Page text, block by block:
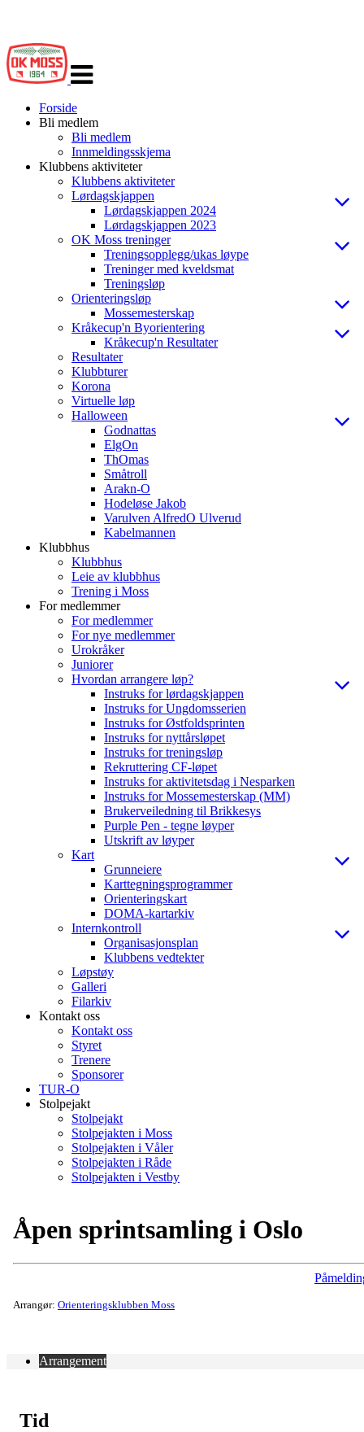
navigasjon
Forside
Bli medlem
Bli medlem
Innmeldingsskjema
Klubbens aktiviteter
Klubbens aktiviteter
Lørdagskjappen
Lørdagskjappen 2024
Lørdagskjappen 2023
OK Moss treninger
Treningsopplegg/ukas løype
Treninger med kveldsmat
Treningsløp
Orienteringsløp
Mossemesterskap
Kråkecup'n Byorientering
Kråkecup'n Resultater
Resultater
Klubbturer
Korona
Virtuelle løp
Halloween
Godnattas
ElgOn
ThOmas
Småtroll
Arakn-O
Hodeløse Jakob
Varulven AlfredO Ulverud
Kabelmannen
Klubbhus
Klubbhus
Leie av klubbhus
Trening i Moss
For medlemmer
For medlemmer
For nye medlemmer
Urokråker
Juniorer
Hvordan arrangere løp?
Instruks for lørdagskjappen
Instruks for Ungdomsserien
Instruks for Østfoldsprinten
Instruks for nyttårsløpet
Instruks for treningsløp
Rekruttering CF-løpet
Instruks for aktivitetsdag i Nesparken
Instruks for Mossemesterskap (MM)
Brukerveiledning til Brikkesys
Purple Pen - tegne løyper
Utskrift av løyper
Kart
Grunneiere
Karttegningsprogrammer
Orienteringskart
DOMA-kartarkiv
Internkontroll
Organisasjonsplan
Klubbens vedtekter
Løpstøy
Galleri
Filarkiv
Kontakt oss
Kontakt oss
Styret
Trenere
Sponsorer
TUR-O
Stolpejakt
Stolpejakt
Stolpejakten i Moss
Stolpejakten i Våler
Stolpejakten i Råde
Stolpejakten i Vestby
Åpen sprintsamling i Oslo
Arrangør: Orienteringsklubben Moss
Arrangement
Tid